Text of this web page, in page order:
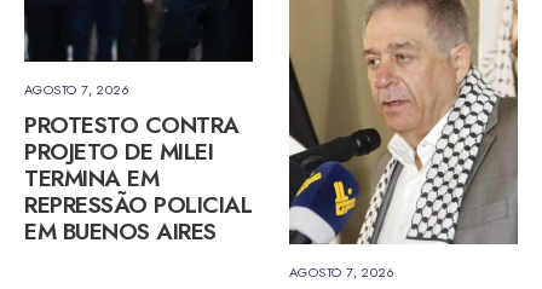
AGOSTO 7, 2026
PROTESTO CONTRA
PROJETO DE MILEI
TERMINA EM
REPRESSÃO POLICIAL
EM BUENOS AIRES
AGOSTO 7, 2026